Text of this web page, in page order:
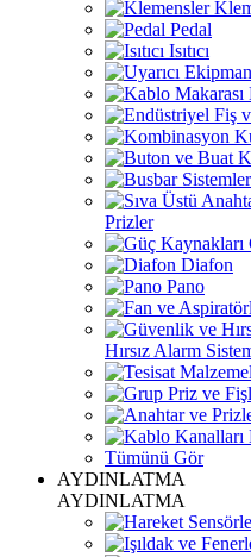
Pedal
Isıtıcı
Prizler
Diafon
Pano
Hırsız Alarm
Tümünü Gör
AYDINLATMA
AYDINLATMA